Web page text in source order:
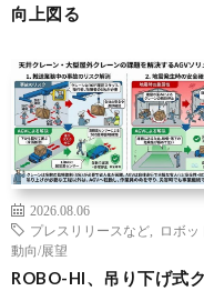
向上図る
2026.08.06
プレスリリースなど
ロボッ
動向/展望
ROBO-HI、吊り下げ式